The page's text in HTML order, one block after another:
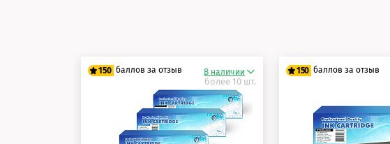
150 баллов за отзыв
125 баллов
150 баллов
В наличии
более 10 шт.
150 баллов за отзыв
125 баллов
150 баллов